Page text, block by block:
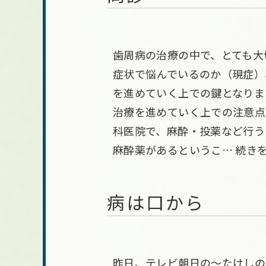
歯周病の治療の中で、とても
症状で悩んでいるのか（現症
を進めていく上での鍵となり
治療を進めていく上での注意
科医院で、麻酔・投薬など行
麻酔薬があるというこ… 続き
病は口から
昨日、テレビ朝日の～たけし